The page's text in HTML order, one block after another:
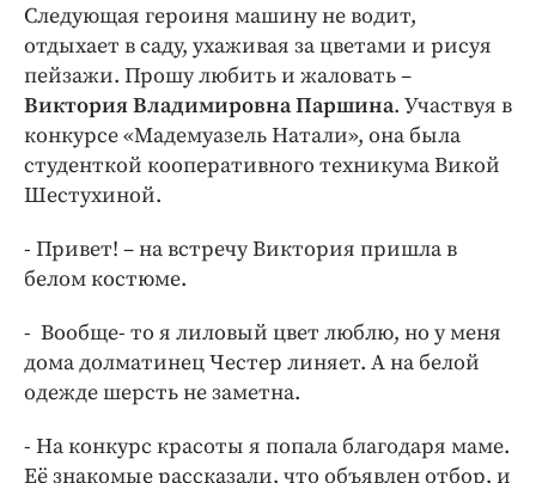
Следующая героиня машину не водит,
отдыхает в саду, ухаживая за цветами и рисуя
пейзажи. Прошу любить и жаловать –
Виктория Владимировна Паршина. Участвуя в
конкурсе «Мадемуазель Натали», она была
студенткой кооперативного техникума Викой
Шестухиной.
- Привет! – на встречу Виктория пришла в
белом костюме.
- Вообще- то я лиловый цвет люблю, но у меня
дома долматинец Честер линяет. А на белой
одежде шерсть не заметна.
- На конкурс красоты я попала благодаря маме.
Её знакомые рассказали, что объявлен отбор, и